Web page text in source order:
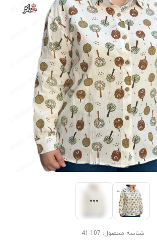
شناسه محصول: 107-41